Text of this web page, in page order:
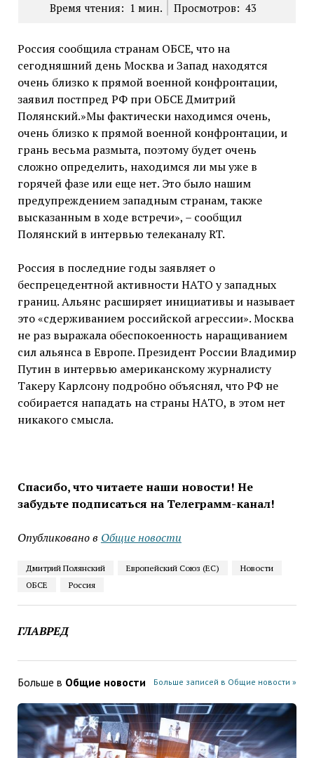
Время чтения: 1 мин. Просмотров: 43
Россия сообщила странам ОБСЕ, что на
сегодняшний день Москва и Запад находятся
очень близко к прямой военной конфронтации,
заявил постпред РФ при ОБСЕ Дмитрий
Полянский.»Мы фактически находимся очень,
очень близко к прямой военной конфронтации, и
грань весьма размыта, поэтому будет очень
сложно определить, находимся ли мы уже в
горячей фазе или еще нет. Это было нашим
предупреждением западным странам, также
высказанным в ходе встречи», – сообщил
Полянский в интервью телеканалу RT.
Россия в последние годы заявляет о
беспрецедентной активности НАТО у западных
границ. Альянс расширяет инициативы и называет
это «сдерживанием российской агрессии». Москва
не раз выражала обеспокоенность наращиванием
сил альянса в Европе. Президент России Владимир
Путин в интервью американскому журналисту
Такеру Карлсону подробно объяснял, что РФ не
собирается нападать на страны НАТО, в этом нет
никакого смысла.
Спасибо, что читаете наши новости! Не
забудьте подписаться на Телеграмм-канал!
Опубликовано в Общие новости
Дмитрий Полянский Европейский Союз (ЕС)
Новости
ОБСЕ
Россия
ГЛАВРЕД
Больше в Общие новости Больше записей в Общие новости »